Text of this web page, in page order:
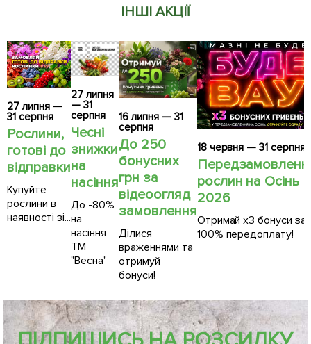
ІНШІ АКЦІЇ
27 липня —
31 серпня
Рослини,
готові до
відправки
Купуйте
рослини в
наявності зі...
27 липня
— 31
серпня
Чесні
знижки
на
насіння
До -80%
на
насіння
ТМ
"Весна"
16 липня — 31
серпня
До 250
бонусних
грн за
відеоогляд
замовлення
Ділися
враженнями та
отримуй
бонуси!
18 червня — 31 серпня
рослин на Осінь
2026
Отримай х3 бонуси за
100% передоплату!